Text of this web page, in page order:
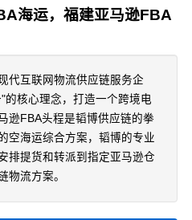
海运，福建亚马逊FBA
代互联网物流供应链服务企
的核心理念，打造一个跨境电
逊FBA头程是韬博供应链的拳
空海运综合方案，韬博的专业
排提货和转派到指定亚马逊仓
物流方案。